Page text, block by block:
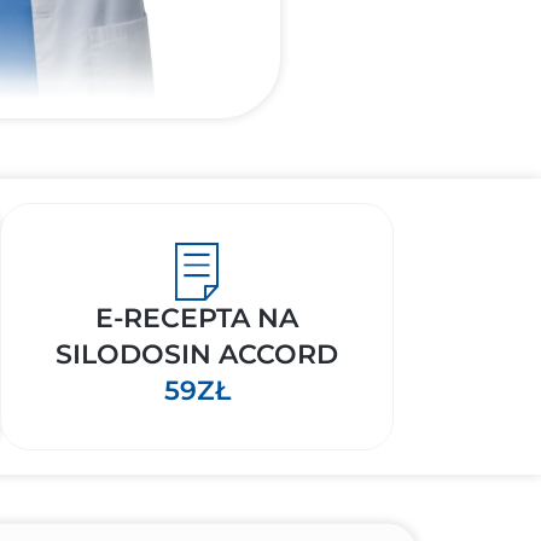
E-RECEPTA NA
SILODOSIN ACCORD
59ZŁ